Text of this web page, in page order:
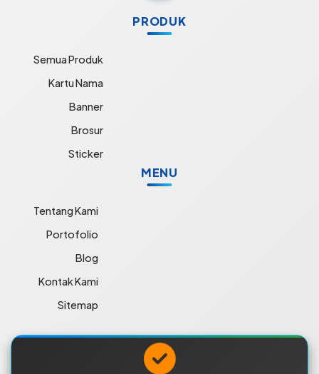
PRODUK
Semua Produk
Kartu Nama
Banner
Brosur
Sticker
MENU
Tentang Kami
Portofolio
Blog
Kontak Kami
Sitemap